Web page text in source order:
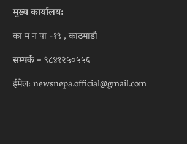
मुख्य कार्यालय:
का म न पा -१९ , काठमाडौं
सम्पर्क –९८४१२५०५५६
ईमेल: newsnepa.official@gmail.com